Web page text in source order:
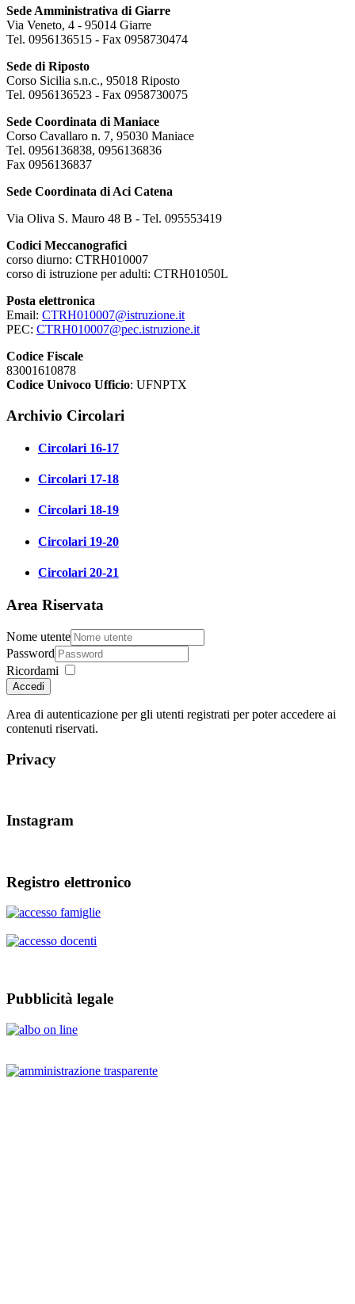
Sede Amministrativa di Giarre
Via Veneto, 4 - 95014 Giarre
Tel. 0956136515 - Fax 0958730474
Sede di Riposto
Corso Sicilia s.n.c., 95018 Riposto
Tel. 0956136523 - Fax 0958730075
Sede Coordinata di Maniace
Corso Cavallaro n. 7, 95030 Maniace
Tel. 0956136838, 0956136836
Fax 0956136837
Sede Coordinata di Aci Catena
Via Oliva S. Mauro 48 B - Tel. 095553419
Codici Meccanografici
corso diurno: CTRH010007
corso di istruzione per adulti: CTRH01050L
Posta elettronica
Email: CTRH010007@istruzione.it
PEC: CTRH010007@pec.istruzione.it
Codice Fiscale
83001610878
Codice Univoco Ufficio: UFNPTX
Archivio Circolari
Circolari 16-17
Circolari 17-18
Circolari 18-19
Circolari 19-20
Circolari 20-21
Area Riservata
Nome utente
Password
Ricordami
Accedi
Area di autenticazione per gli utenti registrati per poter accedere ai
contenuti riservati.
Privacy
Instagram
Registro elettronico
Pubblicità legale